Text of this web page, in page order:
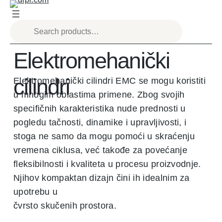
Elektromehanički
cilindri
Elektromehanički cilindri EMC se mogu koristiti
u mnogim oblastima primene. Zbog svojih
specifičnih karakteristika nude prednosti u
pogledu tačnosti, dinamike i upravljivosti, i
stoga ne samo da mogu pomoći u skraćenju
vremena ciklusa, već takođe za povećanje
fleksibilnosti i kvaliteta u procesu proizvodnje.
Njihov kompaktan dizajn čini ih idealnim za
upotrebu u
čvrsto skučenih prostora.